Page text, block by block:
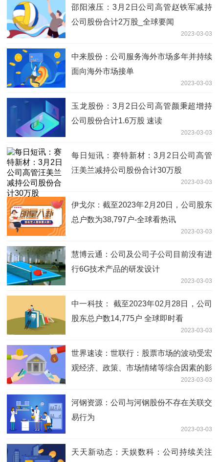
邵阳液压：3月2日公司高管赵铁军减持
公司股份合计2万股_全球要闻
2023-03-03
中来股份：公司服务海外市场多年并持续
面向海外市场接单
2023-03-03
玉龙股份：3月2日公司高管颜秉超增持
公司股份合计1.6万股 速读
2023-03-03
每日短讯：赛特新材：3月2日公司高管
汪美兰减持公司股份合计30万股
2023-03-03
伊戈尔：截至2023年2月20日，公司股东
总户数为38,797户-全球看热讯
2023-03-03
慧博云通：公司及公司子公司目前没有进
行6G技术产品的研发设计
2023-03-03
中一科技： 截至2023年02月28日，公司
股东总户数14,775户 全球即时看
2023-03-03
世界速读：世联行：股票市场的波动受宏
观经济、政策、市场情绪等综合因素的影
2023-03-03
河钢资源：公司与河钢股份不存在关联交
易行为
2023-03-03
天天新动态：天娱数科：公司持续关注